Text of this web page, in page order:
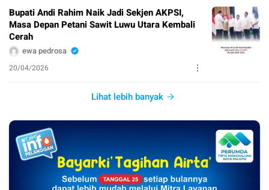
Bupati Andi Rahim Naik Jadi Sekjen AKPSI,
Masa Depan Petani Sawit Luwu Utara Kembali
Cerah
ewa pedrosa
20/04/2026
Lihat lebih banyak